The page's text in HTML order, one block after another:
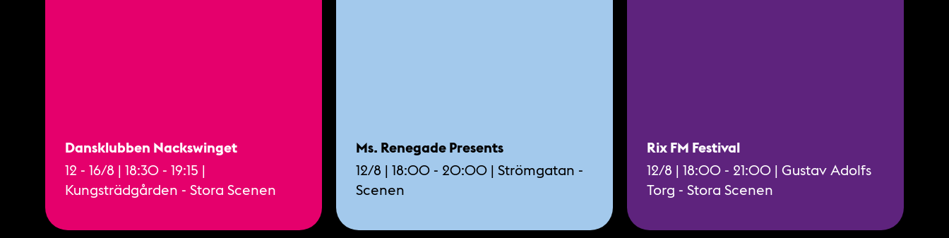
Dansklubben Nackswinget
12 - 16/8 | 18:30 - 19:15 |
Kungsträdgården - Stora Scenen
Ms. Renegade Presents
12/8 | 18:00 - 20:00 | Strömgatan -
Scenen
Rix FM Festival
12/8 | 18:00 - 21:00 | Gustav Adolfs
Torg - Stora Scenen